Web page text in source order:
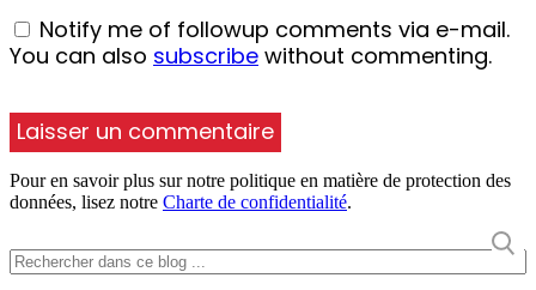
Notify me of followup comments via e-mail.
You can also subscribe without commenting.
Pour en savoir plus sur notre politique en matière de protection des
données, lisez notre Charte de confidentialité.